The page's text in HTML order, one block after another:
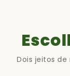
Dois jeitos